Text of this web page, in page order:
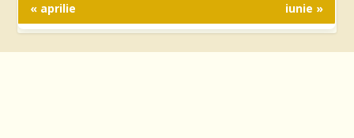
« aprilie iunie »